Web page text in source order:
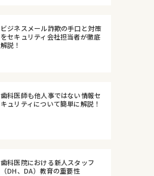
ビジネスメール詐欺の手口と対策
をセキュリティ会社担当者が徹底
解説！
歯科医師も他人事ではない情報セ
キュリティについて簡単に解説！
歯科医院における新人スタッフ
（DH、DA）教育の重要性